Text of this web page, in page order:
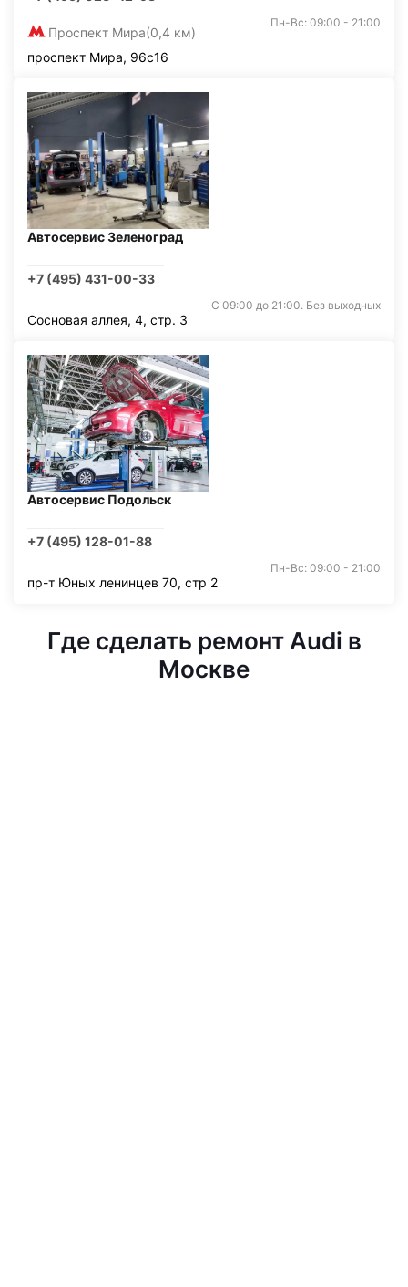
Проспект Мира(0,4 км)
Пн-Вс: 09:00 - 21:00
проспект Мира, 96с16
Автосервис Зеленоград
+7 (495) 431-00-33
С 09:00 до 21:00. Без выходных
Сосновая аллея, 4, стр. 3
Автосервис Подольск
+7 (495) 128-01-88
Пн-Вс: 09:00 - 21:00
пр-т Юных ленинцев 70, стр 2
Где сделать ремонт Audi в
Москве